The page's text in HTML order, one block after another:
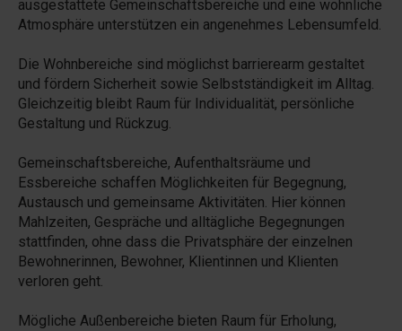
ausgestattete Gemeinschaftsbereiche und eine wohnliche
Atmosphäre unterstützen ein angenehmes Lebensumfeld.
Die Wohnbereiche sind möglichst barrierearm gestaltet
und fördern Sicherheit sowie Selbstständigkeit im Alltag.
Gleichzeitig bleibt Raum für Individualität, persönliche
Gestaltung und Rückzug.
Gemeinschaftsbereiche, Aufenthaltsräume und
Essbereiche schaffen Möglichkeiten für Begegnung,
Austausch und gemeinsame Aktivitäten. Hier können
Mahlzeiten, Gespräche und alltägliche Begegnungen
stattfinden, ohne dass die Privatsphäre der einzelnen
Bewohnerinnen, Bewohner, Klientinnen und Klienten
verloren geht.
Mögliche Außenbereiche bieten Raum für Erholung,